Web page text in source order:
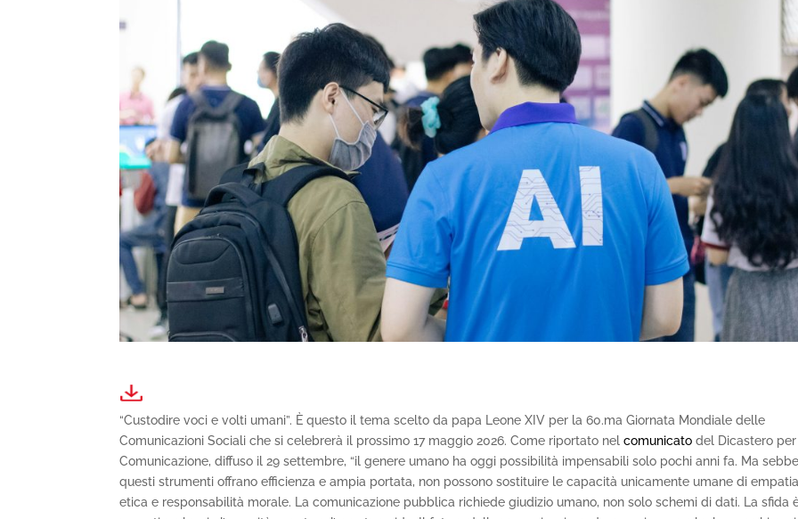
“Custodire voci e volti umani”. È questo il tema scelto da papa Leone XIV per la 60.ma Giornata Mondiale delle
Comunicazioni Sociali che si celebrerà il prossimo 17 maggio 2026. Come riportato nelcomunicato del Dicastero per
Comunicazione, diffuso il 29 settembre, “il genere umano ha oggi possibilità impensabili solo pochi anni fa. Ma
questi strumenti offrano efficienza e ampia portata, non possono sostituire le capacità unicamente umane di
etica e responsabilità morale. La comunicazione pubblica richiede giudizio umano, non solo schemi di dati. La sfida